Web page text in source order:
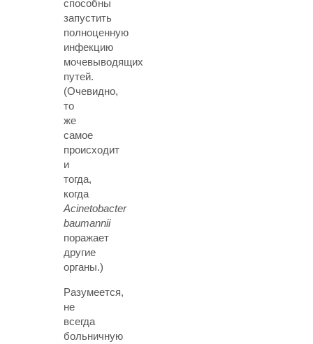
способны
запустить
полноценную
инфекцию
мочевыводящих
путей.
(Очевидно,
то
же
самое
происходит
и
тогда,
когда
Acinetobacter
baumannii
поражает
другие
органы.)
Разумеется,
не
всегда
больничную